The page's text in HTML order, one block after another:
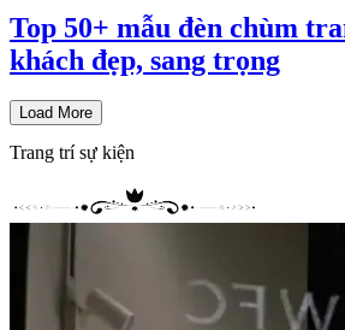
Top 50+ mẫu đèn chùm
khách đẹp, sang trọng
Load More
Trang trí sự kiện